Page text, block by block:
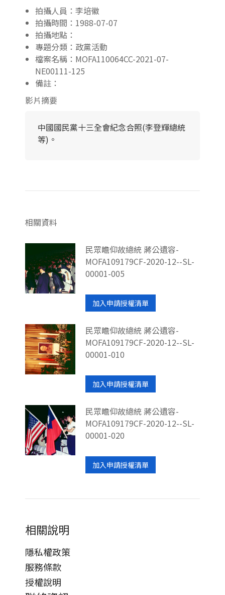
拍攝人員：李培徽
拍攝時間：1988-07-07
拍攝地點：
專題分類：政黨活動
檔案名稱：MOFA110064CC-2021-07-
NE00111-125
備註：
影片摘要
中國國民黨十三全會紀念合照(李登輝總統
等)。
相關資料
民眾瞻仰故總統 蔣公遺容-
MOFA109179CF-2020-12--SL-
00001-005
加入申請授權清單
民眾瞻仰故總統 蔣公遺容-
MOFA109179CF-2020-12--SL-
00001-010
加入申請授權清單
民眾瞻仰故總統 蔣公遺容-
MOFA109179CF-2020-12--SL-
00001-020
加入申請授權清單
相關說明
隱私權政策
服務條款
授權說明